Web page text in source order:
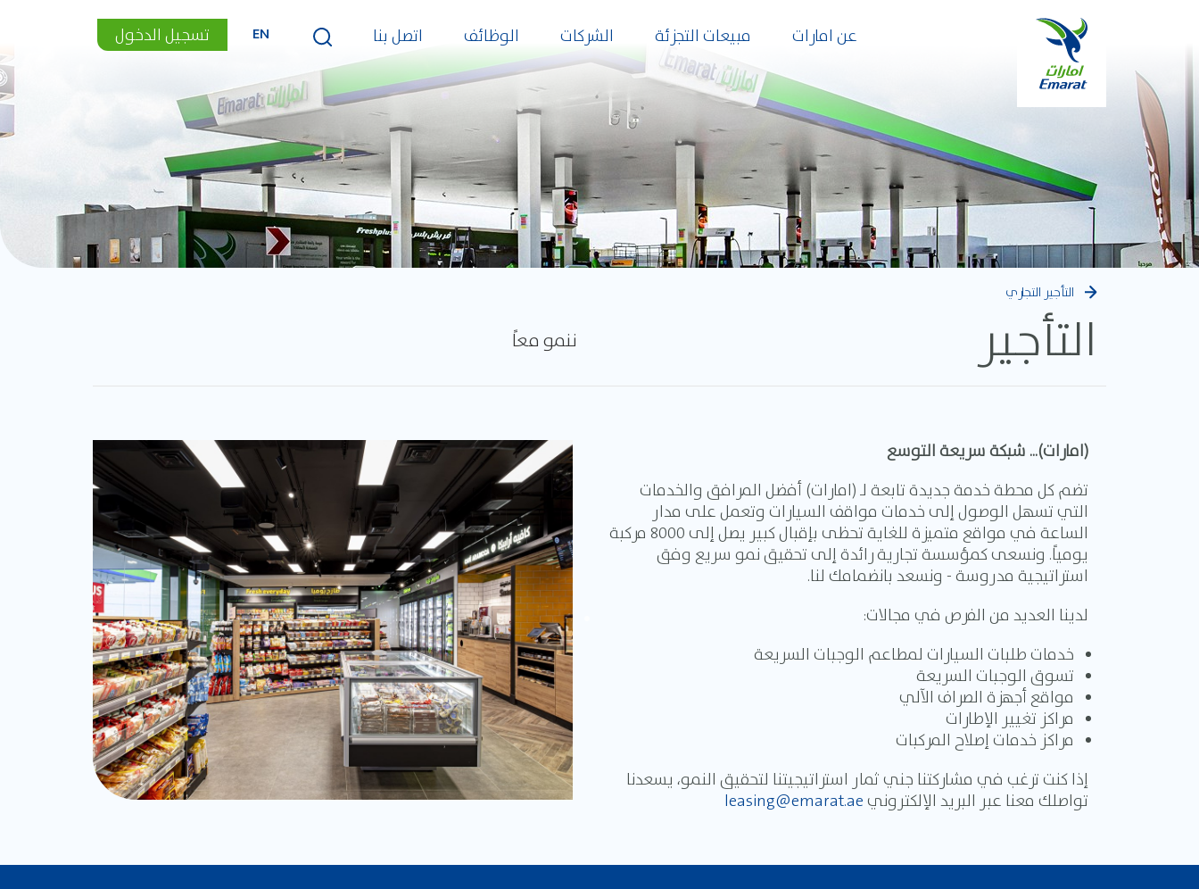
عن امارات مبيعات التجزئة الشركات الوظائف اتصل بنا EN تسجيل الدخول
التأجير التجاري
التأجير ننمو معاً
(امارات)... شبكة سريعة التوسع
تضم كل محطة خدمة جديدة تابعة لـ (امارات) أفضل المرافق والخدمات
التي تسهل الوصول إلى خدمات مواقف السيارات وتعمل على مدار
الساعة في مواقع متميزة للغاية تحظى بإقبال كبير يصل إلى 8000 مركبة
يومياً. ونسعى كمؤسسة تجارية رائدة إلى تحقيق نمو سريع وفق
استراتيجية مدروسة - ونسعد بانضمامك لنا.
لدينا العديد من الفرص في مجالات:
خدمات طلبات السيارات لمطاعم الوجبات السريعة
تسوق الوجبات السريعة
مواقع أجهزة الصراف الآلي
مراكز تغيير الإطارات
مراكز خدمات إصلاح المركبات
إذا كنت ترغب في مشاركتنا جني ثمار استراتيجيتنا لتحقيق النمو، يسعدنا
تواصلك معنا عبر البريد الإلكتروني leasing@emarat.ae